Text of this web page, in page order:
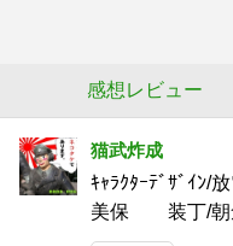
感想レビュー
猫武炸成
ｷｬﾗｸﾀｰﾃﾞｻﾞｲﾝ
美保 装丁/朝